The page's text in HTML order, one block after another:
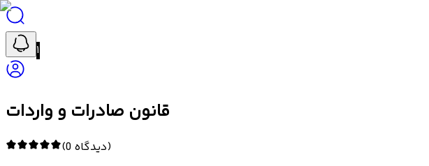
۱
قانون صادرات و واردات
(0 دیدگاه)